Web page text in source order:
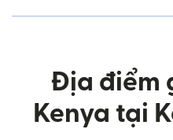
Địa điểm
Kenya tại